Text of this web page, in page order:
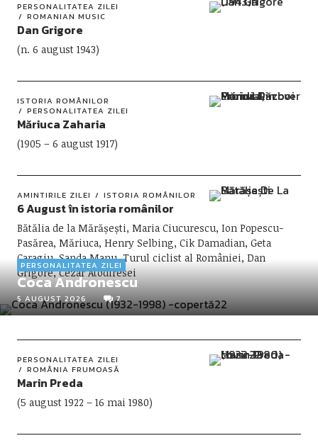
PERSONALITATEA ZILEI
ROMANIAN MUSIC
Dan Grigore
(n. 6 august 1943)
ISTORIA ROMÂNILOR
PERSONALITATEA ZILEI
Măriuca Zaharia
(1905 – 6 august 1917)
AMINTIRILE ZILEI ISTORIA ROMÂNILOR
6 August în istoria românilor
Bătălia de la Mărășești, Maria Ciucurescu, Ion Popescu-
Pasărea, Măriuca, Henry Selbing, Cik Damadian, Geta
Caragiu, Sanda Manu, Turul ciclist al României, Dan
Grigore, Cezar Atodiresei
5 AUGUST 2026 7
PERSONALITATEA ZILEI
Coca Andronescu
PERSONALITATEA ZILEI
ROMÂNIA FRUMOASĂ
Marin Preda
(5 august 1922 – 16 mai 1980)